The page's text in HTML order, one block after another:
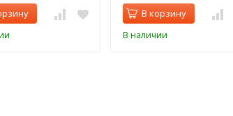
В корзину
В наличии